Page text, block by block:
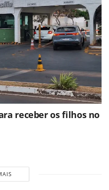
receber os filhos no